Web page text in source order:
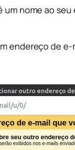
um nome ao
endereço de